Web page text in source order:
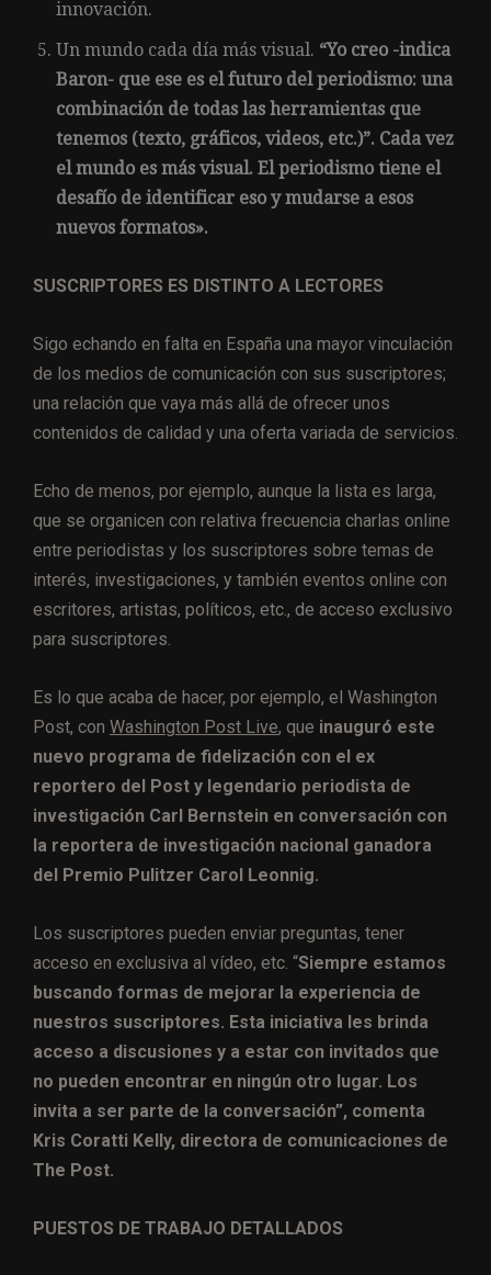
innovación.
Un mundo cada día más visual. “Yo creo -indica
Baron- que ese es el futuro del periodismo: una
combinación de todas las herramientas que
tenemos (texto, gráficos, videos, etc.)”. Cada vez
el mundo es más visual. El periodismo tiene el
desafío de identificar eso y mudarse a esos
nuevos formatos».
SUSCRIPTORES ES DISTINTO A LECTORES
Sigo echando en falta en España una mayor vinculación
de los medios de comunicación con sus suscriptores;
una relación que vaya más allá de ofrecer unos
contenidos de calidad y una oferta variada de servicios.
Echo de menos, por ejemplo, aunque la lista es larga,
que se organicen con relativa frecuencia charlas online
entre periodistas y los suscriptores sobre temas de
interés, investigaciones, y también eventos online con
escritores, artistas, políticos, etc., de acceso exclusivo
para suscriptores.
Es lo que acaba de hacer, por ejemplo, el Washington
Post, con Washington Post Live, que inauguró este
nuevo programa de fidelización con el ex
reportero del Post y legendario periodista de
investigación Carl Bernstein en conversación con
la reportera de investigación nacional ganadora
del Premio Pulitzer Carol Leonnig.
Los suscriptores pueden enviar preguntas, tener
acceso en exclusiva al vídeo, etc. “Siempre estamos
buscando formas de mejorar la experiencia de
nuestros suscriptores. Esta iniciativa les brinda
acceso a discusiones y a estar con invitados que
no pueden encontrar en ningún otro lugar. Los
invita a ser parte de la conversación”, comenta
Kris Coratti Kelly, directora de comunicaciones de
The Post.
PUESTOS DE TRABAJO DETALLADOS